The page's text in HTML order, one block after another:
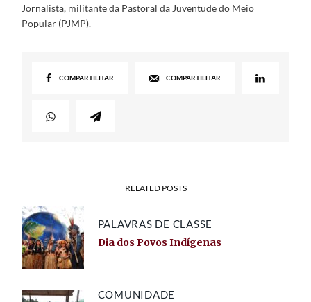
Jornalista, militante da Pastoral da Juventude do Meio
Popular (PJMP).
COMPARTILHAR COMPARTILHAR
RELATED POSTS
PALAVRAS DE CLASSE
Dia dos Povos Indígenas
COMUNIDADE